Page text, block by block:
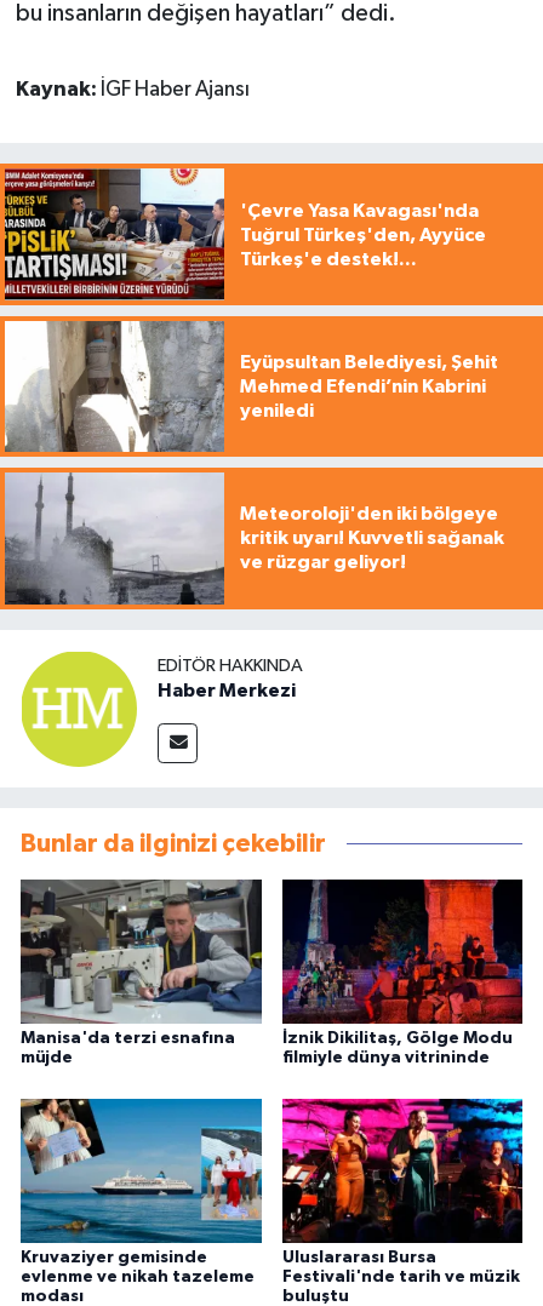
bu insanların değişen hayatları” dedi.
Kaynak: İGF Haber Ajansı
'Çevre Yasa Kavagası'nda
Tuğrul Türkeş'den, Ayyüce
Türkeş'e destek!...
Eyüpsultan Belediyesi, Şehit
Mehmed Efendi’nin Kabrini
yeniledi
Meteoroloji'den iki bölgeye
kritik uyarı! Kuvvetli sağanak
ve rüzgar geliyor!
EDITÖR HAKKINDA
Haber Merkezi
Bunlar da ilginizi çekebilir
Manisa'da terzi esnafına
müjde
İznik Dikilitaş, Gölge Modu
filmiyle ‎dünya vitrininde
Kruvaziyer gemisinde
evlenme ve nikah tazeleme
modası
Uluslararası Bursa
Festivali'nde tarih ve müzik
buluştu